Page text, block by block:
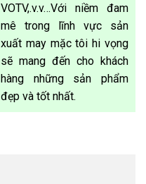
VOTV,.v.v…Với niềm đam
mê trong lĩnh vực sản
xuất may mặc tôi hi vọng
sẽ mang đến cho khách
hàng những sản phẩm
đẹp và tốt nhất.